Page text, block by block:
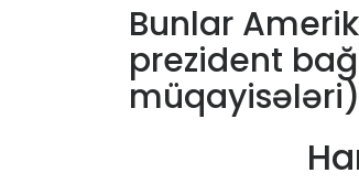
Bunlar
prezident
müqayisələri)